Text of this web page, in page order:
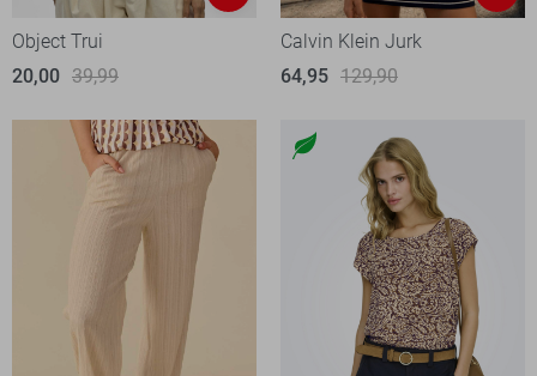
Object Trui
20,00 39,99
Calvin Klein Jurk
64,95 129,90